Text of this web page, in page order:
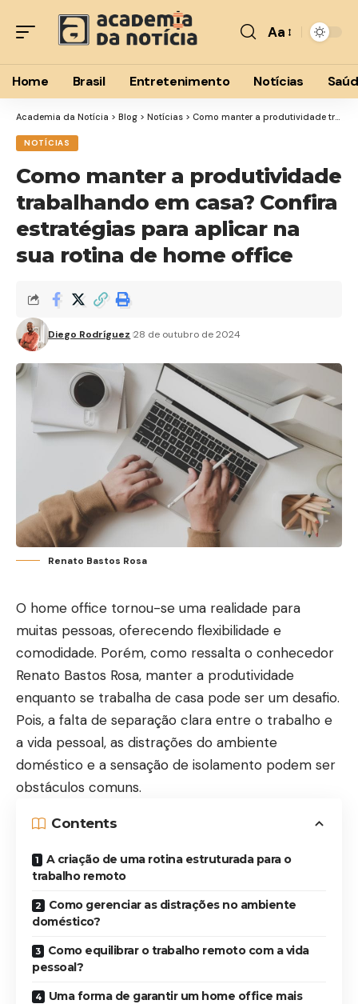
Font
Resizer
Aa
Home Brasil Entretenimento Notícias
Academia da Notícia > Blog > Notícias > Como manter a produtividade trabalhando em casa? Confira estratégias para aplicar na sua rotina de home office
NOTÍCIAS
Como manter a produtividade
trabalhando em casa? Confira
estratégias para aplicar na
sua rotina de home office
Diego Rodríguez 28 de outubro de 2024
Renato Bastos Rosa
O home office tornou-se uma realidade para
muitas pessoas, oferecendo flexibilidade e
comodidade. Porém, como ressalta o conhecedor
Renato Bastos Rosa, manter a produtividade
enquanto se trabalha de casa pode ser um desafio.
Pois, a falta de separação clara entre o trabalho e
a vida pessoal, as distrações do ambiente
doméstico e a sensação de isolamento podem ser
obstáculos comuns.
Contents
A criação de uma rotina estruturada para o
trabalho remoto
Como gerenciar as distrações no ambiente
doméstico?
Como equilibrar o trabalho remoto com a vida
pessoal?
Uma forma de garantir um home office mais